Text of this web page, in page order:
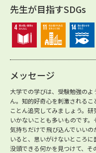
先生が目指すSDGs
メッセージ
大学での学びは、受験勉強の
ん。知的好奇心を刺激される
ことん追究してみましょう。
いかないことも多いものです
気持ちだけで飛び込んでいい
いると、思いがけないところに
没頭できる何かを見つけて、そ